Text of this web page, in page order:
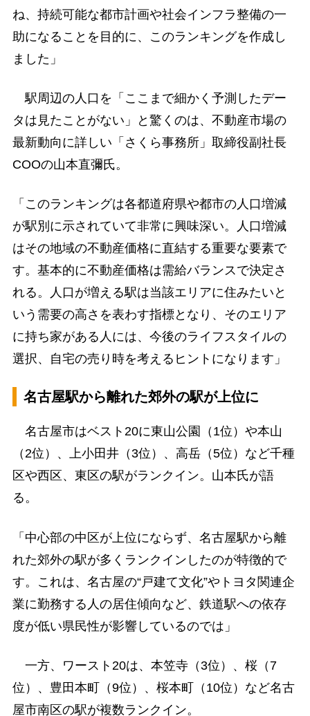
ね、持続可能な都市計画や社会インフラ整備の一
助になることを目的に、このランキングを作成し
ました」
駅周辺の人口を「ここまで細かく予測したデー
タは見たことがない」と驚くのは、不動産市場の
最新動向に詳しい「さくら事務所」取締役副社長
COOの山本直彌氏。
「このランキングは各都道府県や都市の人口増減
が駅別に示されていて非常に興味深い。人口増減
はその地域の不動産価格に直結する重要な要素で
す。基本的に不動産価格は需給バランスで決定さ
れる。人口が増える駅は当該エリアに住みたいと
いう需要の高さを表わす指標となり、そのエリア
に持ち家がある人には、今後のライフスタイルの
選択、自宅の売り時を考えるヒントになります」
名古屋駅から離れた郊外の駅が上位に
名古屋市はベスト20に東山公園（1位）や本山
（2位）、上小田井（3位）、高岳（5位）など千種
区や西区、東区の駅がランクイン。山本氏が語
る。
「中心部の中区が上位にならず、名古屋駅から離
れた郊外の駅が多くランクインしたのが特徴的で
す。これは、名古屋の“戸建て文化”やトヨタ関連企
業に勤務する人の居住傾向など、鉄道駅への依存
度が低い県民性が影響しているのでは」
一方、ワースト20は、本笠寺（3位）、桜（7
位）、豊田本町（9位）、桜本町（10位）など名古
屋市南区の駅が複数ランクイン。